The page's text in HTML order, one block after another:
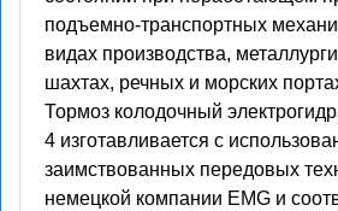
подъемно-транспортных
видах производства,
шахтах, речных и морских
Тормоз колодочный
4 изготавливается с
заимствованных передовых
немецкой компании EMG и